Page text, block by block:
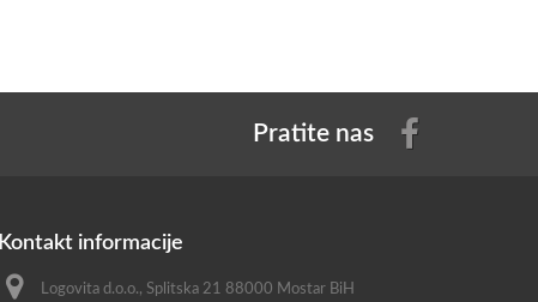
Pratite nas
Kontakt informacije
Logovita d.o.o., Splitska 21 88000 Mostar BiH